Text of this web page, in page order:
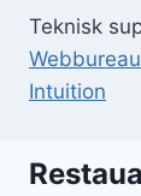
Teknisk
Webbureau
Intuition